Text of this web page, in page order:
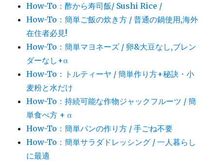
How-To：酢から寿司飯/ Sushi Rice /
How-To：簡単ご飯の炊き方 / 普通の鍋使用,海外
在住者必見!
How-To：簡単マヨネーズ / 卵&大豆なし,ブレン
ダーなし+α
How-To：トルティーヤ / 簡単作り方+秘訣・小
麦粉と水だけ
How-To：持続可能な作物ジャックフルーツ / 簡
単食べ方 + α
How-To：簡単パンの作り方 / 手ごね不要
How-To：簡単サラダドレッシング / 一人暮らし
に最適